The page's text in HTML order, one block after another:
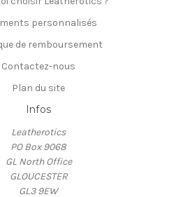
personnalisés
de remboursement
Contactez-nous
Plan du site
Infos
Leatherotics
PO Box 9068
GL North Office
GLOUCESTER
GL3 9EW